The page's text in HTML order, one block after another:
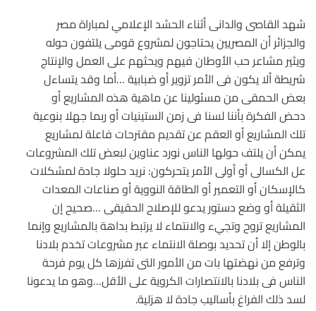
شهد القاصى والدانى أثناء الحشد الإعلامي لمباراة مصر
والجزائر أن المصريين يحتاجون لمشروع قومى يلتفون حوله
ويثير مشاعر حب الأوطان فيهم ويحثهم على العمل والإنتاج
شريطة ألا يكون فى الأمر تزوير أو ضبابية …أما وقد يتساءل
بعض الحمقى من مسئولينا عن ماهية هذه المشاريع أو
دحض الفكرة بأننا لسنا فى زمن الستينيات أو ربما جهلا بنوعية
تلك المشاريع أو العقم عن تقديم مقترحات فاعلة لمشاريع
يمكن أن يلتف حولها الناس نورد عناوين لبعض تلك المشروعات
عل الكسالى أو أولى الأمر يتحركون: نريد حلولا جادة لمشكلات
كالإسكان أو التعمير أو الطاقة النووية أو صناعات المعدات
الثقيلة أو وضع دستور يدعو للإصلاح الحقيقى …صحيح إن
المشاريع تروح وتجيء والانتماء لا يرتبط بداهة بالمشاريع وإنما
بالوطن إلا أن تحديد بوصلة الانتماء عبر مشروعات تخدم بلادنا
وترفع من نهضتها بات من الأمور التى تفرزها كل يوم فرحة
الناس فى بلادنا بالانتصارات الكروية على الأقل…وهو ما يدعونا
لسد ذلك الفراغ بأساليب جادة لا هزلية.